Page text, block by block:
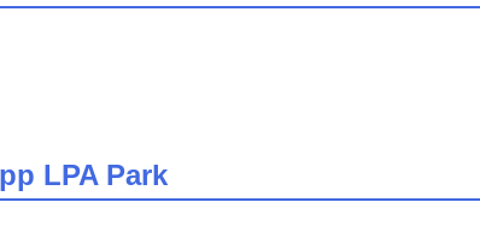
LPA Park